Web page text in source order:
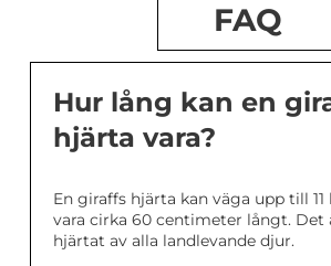
FAQ
Hur lång kan en
hjärta vara?
En giraffs hjärta kan väga upp till
vara cirka 60 centimeter långt. Det
hjärtat av alla landlevande djur.